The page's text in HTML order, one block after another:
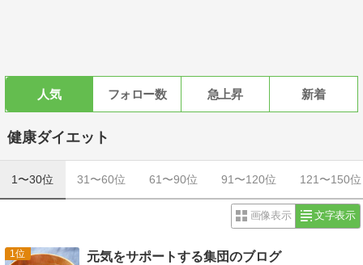
人気 フォロー数 急上昇 新着
健康ダイエット
1〜30位 31〜60位 61〜90位 91〜120位 121〜150位
画像表示 文字表示
1 元気をサポートする集団のブログ